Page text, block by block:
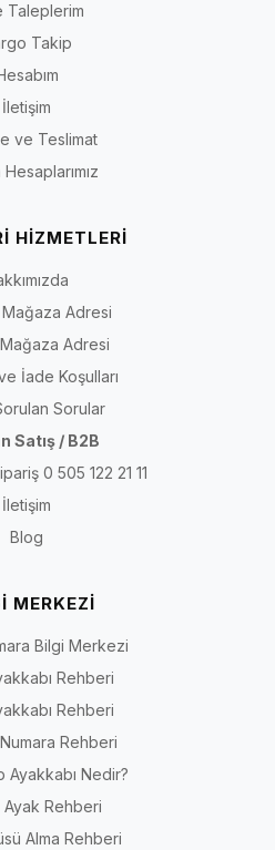
Taleplerim
Takip
İletişim
ve Teslimat
HİZMETLERİ
Adresi
Adresi
İade Koşulları
Sorular
Satış / B2B
0 505 122 21 11
İletişim
Blog
MERKEZİ
Bilgi Merkezi
Rehberi
Rehberi
Rehberi
Ayakkabı Nedir?
Ayak Rehberi
Alma Rehberi